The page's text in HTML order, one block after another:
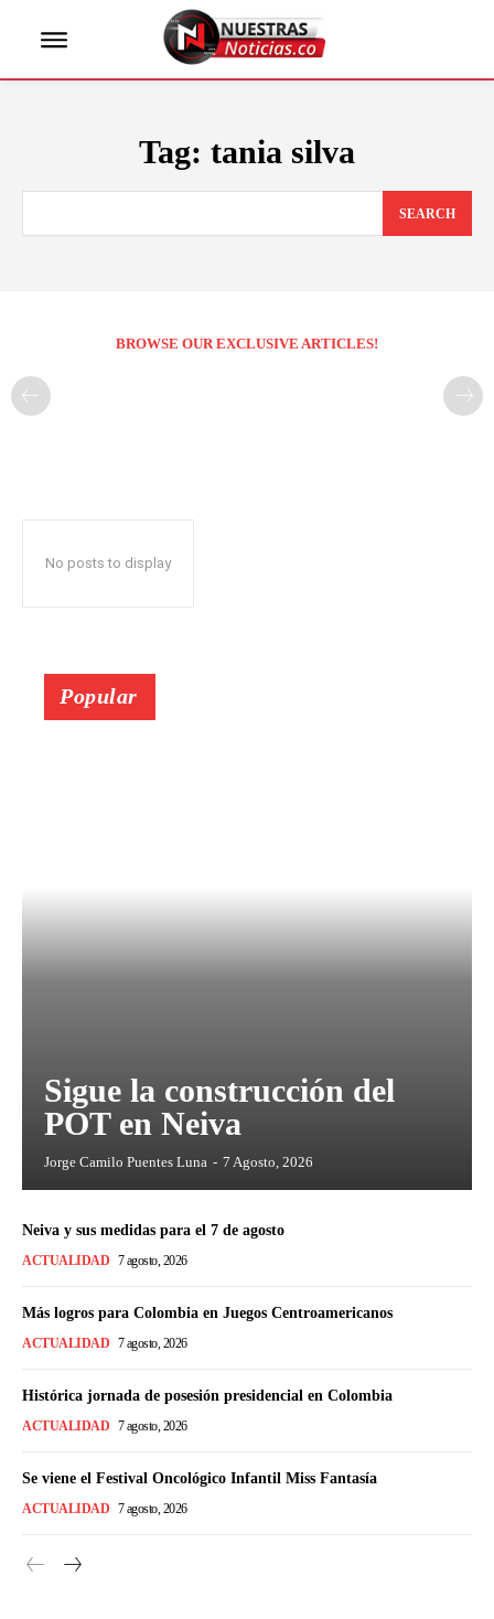
Tag: tania silva
SEARCH
BROWSE OUR EXCLUSIVE ARTICLES!
No posts to display
Popular
Sigue la construcción del
POT en Neiva
Jorge Camilo Puentes Luna - 7 Agosto, 2026
Neiva y sus medidas para el 7 de agosto
ACTUALIDAD 7 agosto, 2026
Más logros para Colombia en Juegos Centroamericanos
ACTUALIDAD 7 agosto, 2026
Histórica jornada de posesión presidencial en Colombia
ACTUALIDAD 7 agosto, 2026
Se viene el Festival Oncológico Infantil Miss Fantasía
ACTUALIDAD 7 agosto, 2026